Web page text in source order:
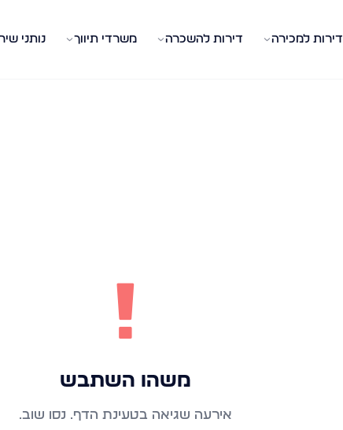
דירות למכירה דירות להשכרה משרדי תיווך נותני
!
משהו השתבש
אירעה שגיאה בטעינת הדף. נסו שוב.